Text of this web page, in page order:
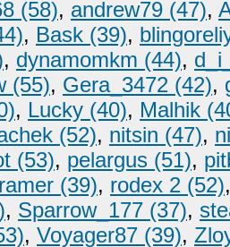
(58), andrew79 (47),
, Bask (39),
, dynamomkm (44),
(55), Gera_3472 (42),
, Lucky (40), Malhik
(52), nitsin (47),
(53), pelargus (51),
(39), rodex 2 (52)
, Sparrow_177 (37),
, Voyager87 (39),